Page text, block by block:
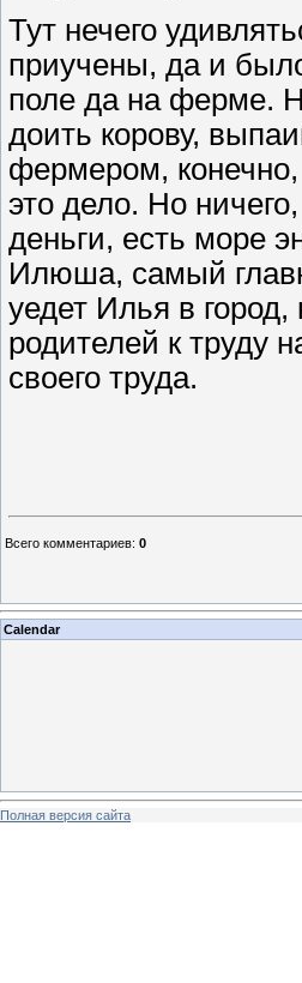
Тут нечего
приучены, да и
поле да на ферме.
доить корову,
фермером,
это дело. Но
деньги, есть море
Илюша, самый
уедет Илья в
родителей к труду
своего труда.
Всего комментариев: 0
Calendar
Полная версия сайта